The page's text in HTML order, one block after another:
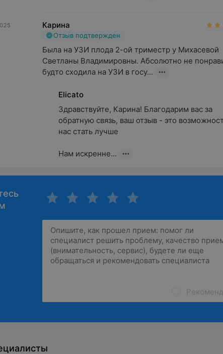
Карина
Отзыв подтвержден
Была на УЗИ плода 2-ой триместр у Михасевой
Светланы Владимировны. Абсолютно не
будто сходила на УЗИ в госу...
Elicato
Здравствуйте, Карина! Благодарим вас за
обратную связь, ваш отзыв - это
нас стать лучше
Нам искренне...